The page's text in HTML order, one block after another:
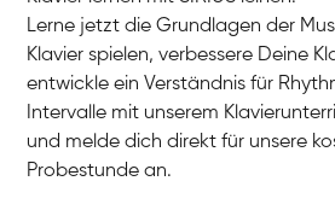
Lerne jetzt die Grundlagen der
Klavier spielen, verbessere Deine
entwickle ein Verständnis für
Intervalle mit unserem
und melde dich direkt für unsere
Probestunde an.